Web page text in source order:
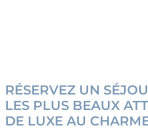
RÉSERVEZ UN
LES PLUS BEAUX
DE LUXE AU